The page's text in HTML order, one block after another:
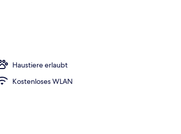
Haustiere erlaubt
Kostenloses WLAN